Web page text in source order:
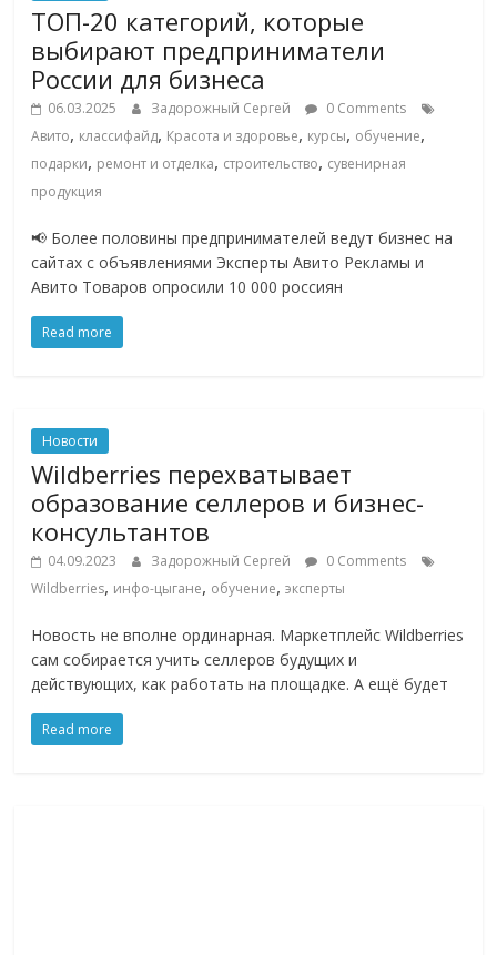
ТОП-20 категорий, которые
выбирают предприниматели
России для бизнеса
06.03.2025 Задорожный Сергей
0 Comments
Авито, классифайд, Красота и здоровье, курсы, обучение,
подарки, ремонт и отделка, строительство, сувенирная
продукция
📢 Более половины предпринимателей ведут бизнес на
сайтах с объявлениями Эксперты Авито Рекламы и
Авито Товаров опросили 10 000 россиян
Read more
Новости
Wildberries перехватывает
образование селлеров и бизнес-
консультантов
04.09.2023 Задорожный Сергей
0 Comments
Wildberries, инфо-цыгане, обучение,эксперты
Новость не вполне ординарная. Маркетплейс Wildberries
сам собирается учить селлеров будущих и
действующих, как работать на площадке. А ещё будет
Read more